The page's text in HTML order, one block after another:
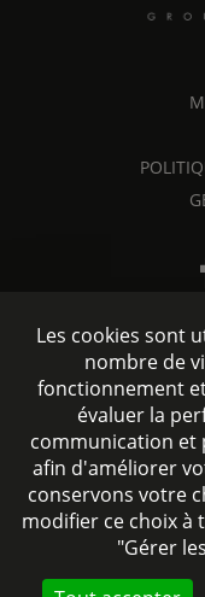
Hôtel
Site officiel - Tous
Saint-Germain-
Les cookies sont
nombre de
fonctionnement
évaluer la
communication et
afin d'améliorer
conservons votre
modifier ce choix à
"Gérer